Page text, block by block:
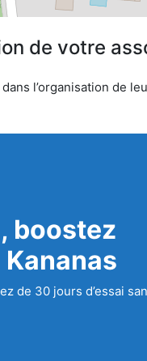
de votre
l’organisation de
boostez
de 30 jours d’essai